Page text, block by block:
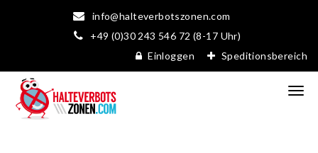
info@halteverbotszonen.com
+49 (0)30 243 546 72 (8-17 Uhr)
Einloggen
Speditionsbereich